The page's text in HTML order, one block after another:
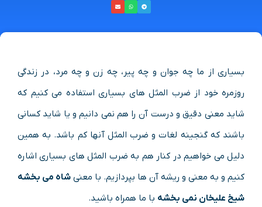
بسیاری از ما چه جوان و چه پیر، چه زن و چه مرد، در زندگی
روزمره خود از ضرب المثل های بسیاری استفاده می کنیم که
شاید معنی دقیق و درست آن را هم نمی دانیم و یا شاید کسانی
باشند که گنجینه لغات و ضرب المثل آنها کم باشد. به همین
دلیل می خواهیم در کنار هم به ضرب المثل های بسیاری اشاره
کنیم و به معنی و ریشه آن ها بپردازیم. با معنی شاه می بخشه
شیخ علیخان نمی بخشه با ما همراه باشید.